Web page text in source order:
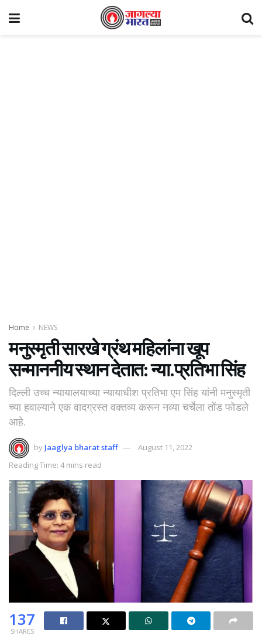
Home NEWS
मनुस्मृती सारखे ग्रंथ महिलांना खूप
सन्माननीय स्थान देतात: न्या.प्रतिभा सिंह
दिल्ली उच्च न्यायालयाच्या न्यायाधीश प्रतिभा एम सिंह यांनी मनुस्मृती
च्या हवाल्याने एक वादग्रस्त वक्तव्य करून नव्या चर्चेला तोंड फोडले
आहे.
by Jaaglya bharat staff
August 11, 2022
Reading Time: 4 mins read
137
SHARES